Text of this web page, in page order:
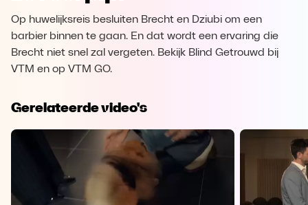
Op huwelijksreis besluiten Brecht en Dziubi om een
barbier binnen te gaan. En dat wordt een ervaring die
Brecht niet snel zal vergeten. Bekijk Blind Getrouwd bij
VTM en op VTM GO.
Gerelateerde video's